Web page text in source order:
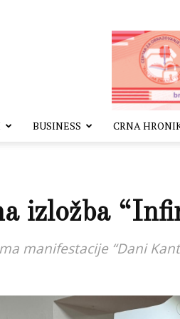
BUSINESS CRNA
izložba
manifestacije “Dani